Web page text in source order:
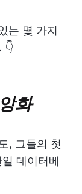
는 몇 가지
화
, 그들의 첫
데이터베